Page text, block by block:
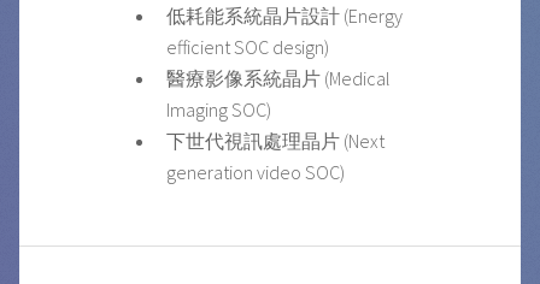
低耗能系統晶片設計 (Energy
efficient SOC design)
醫療影像系統晶片 (Medical
Imaging SOC)
下世代視訊處理晶片 (Next
generation video SOC)